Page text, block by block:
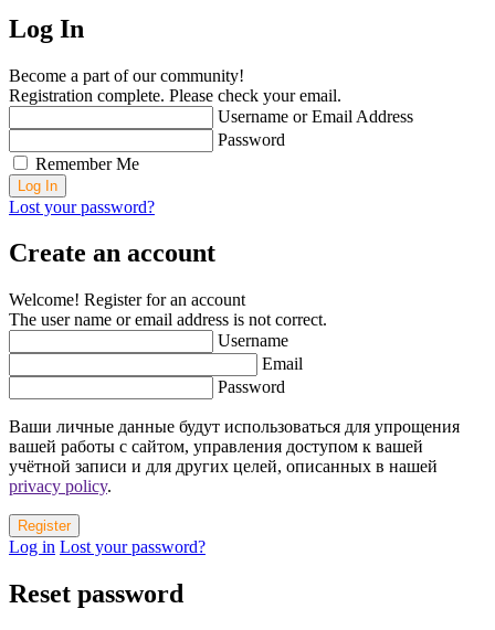
Log In
Become a part of our community!
Registration complete. Please check your email.
Username or Email Address
Password
Remember Me
Lost your password?
Create an account
Welcome! Register for an account
The user name or email address is not correct.
Username
Email
Password
Ваши личные данные будут использоваться для упрощения
вашей работы с сайтом, управления доступом к вашей
учётной записи и для других целей, описанных в нашей
privacy policy.
Log in Lost your password?
Reset password